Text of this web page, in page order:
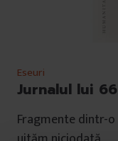
Eseuri
Jurnalul lui
Fragmente dintr-